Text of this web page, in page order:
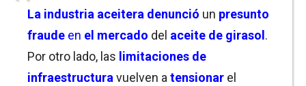
La industria aceitera denunció un presunto
fraude en el mercado del aceite de girasol .
Por otro lado, las limitaciones de
infraestructura vuelven a tensionar el